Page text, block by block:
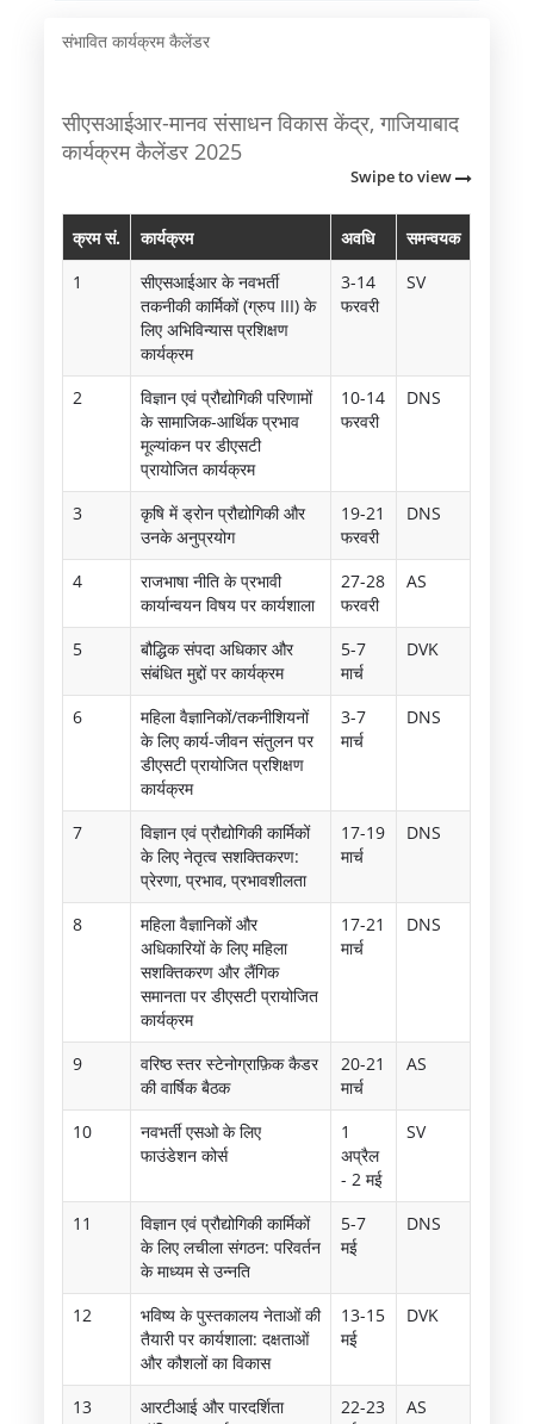
संभावित कार्यक्रम कैलेंडर
सीएसआईआर-मानव संसाधन विकास केंद्र, गाजियाबाद
कार्यक्रम कैलेंडर 2025
Swipe to view
क्रम सं. कार्यक्रम अवधि
समन्वयक
1
सीएसआईआर के नवभर्ती
तकनीकी कार्मिकों (ग्रुप III) के
लिए अभिविन्यास प्रशिक्षण
कार्यक्रम
3-14
फरवरी
SV
2
विज्ञान एवं प्रौद्योगिकी परिणामों
के सामाजिक-आर्थिक प्रभाव
मूल्यांकन पर डीएसटी
प्रायोजित कार्यक्रम
10-14
फरवरी
DNS
3
कृषि में ड्रोन प्रौद्योगिकी और
उनके अनुप्रयोग
19-21
फरवरी
DNS
4
राजभाषा नीति के प्रभावी
कार्यान्वयन विषय पर कार्यशाला
27-28
फरवरी
AS
5
बौद्धिक संपदा अधिकार और
संबंधित मुद्दों पर कार्यक्रम
5-7
मार्च
DVK
6
महिला वैज्ञानिकों/तकनीशियनों
के लिए कार्य-जीवन संतुलन पर
डीएसटी प्रायोजित प्रशिक्षण
कार्यक्रम
3-7
मार्च
DNS
7
विज्ञान एवं प्रौद्योगिकी कार्मिकों
के लिए नेतृत्व सशक्तिकरण:
प्रेरणा, प्रभाव, प्रभावशीलता
17-19
मार्च
DNS
8
महिला वैज्ञानिकों और
अधिकारियों के लिए महिला
सशक्तिकरण और लैंगिक
समानता पर डीएसटी प्रायोजित
कार्यक्रम
17-21
मार्च
DNS
9
वरिष्ठ स्तर स्टेनोग्राफ़िक कैडर
की वार्षिक बैठक
20-21
मार्च
AS
10
नवभर्ती एसओ के लिए
फाउंडेशन कोर्स
1
अप्रैल
- 2 मई
SV
11
विज्ञान एवं प्रौद्योगिकी कार्मिकों
के लिए लचीला संगठन: परिवर्तन
के माध्यम से उन्नति
5-7
मई
DNS
12
भविष्य के पुस्तकालय नेताओं की
तैयारी पर कार्यशाला: दक्षताओं
और कौशलों का विकास
13-15
मई
DVK
13
आरटीआई और पारदर्शिता
22-23
AS